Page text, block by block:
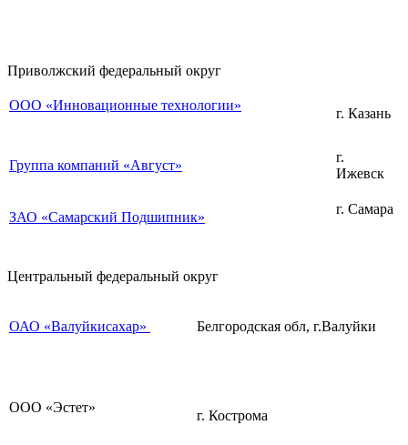
Приволжский федеральный округ
ООО «Инновационные технологии»
г. Казань
Группа компаний «Август»
г.
Ижевск
ЗАО «Самарский Подшипник»
г. Самара
Центральный федеральный округ
ОАО «Валуйкисахар» Белгородская обл, г.Валуйки
ООО «Эстет»
г. Кострома